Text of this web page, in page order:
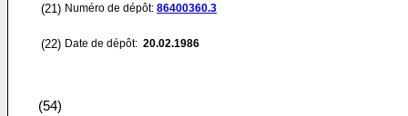
(21) Numéro de dépôt: 86400360.3
(22) Date de dépôt: 20.02.1986
(54)